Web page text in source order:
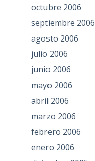
octubre 2006
septiembre 2006
agosto 2006
julio 2006
junio 2006
mayo 2006
abril 2006
marzo 2006
febrero 2006
enero 2006